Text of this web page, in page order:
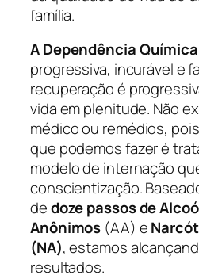
família.
A Dependência Química
progressiva, incurável e
recuperação é
vida em plenitude. Não
médico ou remédios,
que podemos fazer é
modelo de internação
conscientização.
dedoze passos de
Anônimos (AA) e
(NA), estamos
resultados.